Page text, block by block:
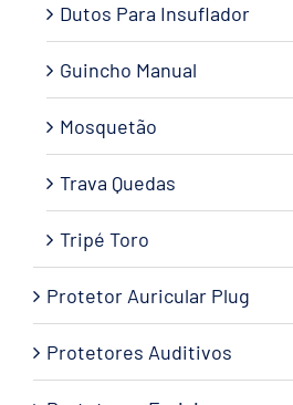
Dutos Para Insuflador
Guincho Manual
Mosquetão
Trava Quedas
Tripé Toro
Protetor Auricular Plug
Protetores Auditivos